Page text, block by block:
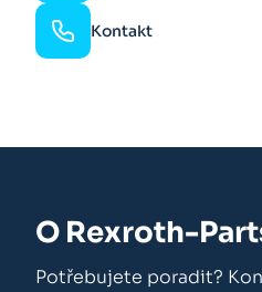
Kontakt
O Rexroth-
Potřebujete poradit?